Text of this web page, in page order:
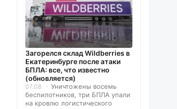
Загорелся склад Wildberries в
Екатеринбурге после атаки
БПЛА: все, что известно
(обновляется)
07.08
Уничтожены восемь
беспилотников, три БПЛА упали
на кровлю логистического